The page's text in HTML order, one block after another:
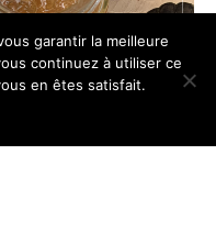
garantir la meilleure
continuez à utiliser ce
en êtes satisfait.